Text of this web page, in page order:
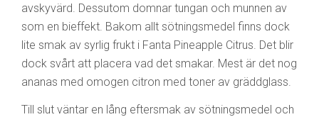
avskyvärd. Dessutom domnar tungan och munnen av
som en bieffekt. Bakom allt sötningsmedel finns dock
lite smak av syrlig frukt i Fanta Pineapple Citrus. Det blir
dock svårt att placera vad det smakar. Mest är det nog
ananas med omogen citron med toner av gräddglass.
Till slut väntar en lång eftersmak av sötningsmedel och